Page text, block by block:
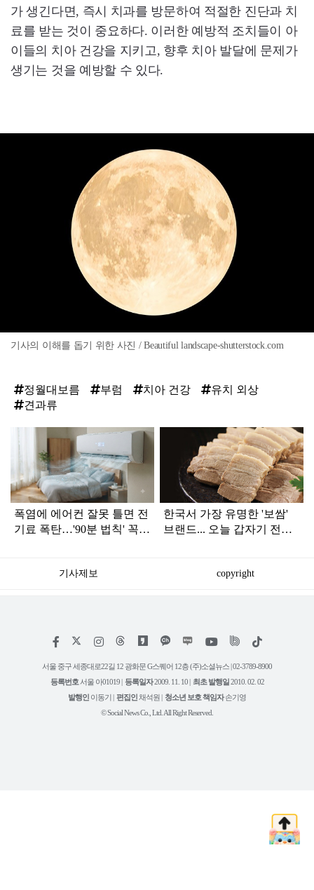
가 생긴다면, 즉시 치과를 방문하여 적절한 진단과 치
료를 받는 것이 중요하다. 이러한 예방적 조치들이 아
이들의 치아 건강을 지키고, 향후 치아 발달에 문제가
생기는 것을 예방할 수 있다.
기사의 이해를 돕기 위한 사진 / Beautiful landscape-shutterstock.com
정월대보름 부럼 치아 건강
유치 외상
견과류
라
인
폭염에 에어컨 잘못 틀면 전
기료 폭탄…'90분 법칙' 꼭
한국서 가장 유명한 '보쌈'
브랜드... 오늘 갑자기 전해
기사제보 copyright
페
스
인
타
램
위
트
유
튜
틱
서울 중구 세종대로22길 12 광화문 G스퀘어 12층 (주)소셜뉴스 | 02-3789-8900
등록번호 서울 아01019 | 등록일자2009. 11. 10 | 최초 발행일 2010. 02. 02
발행인 이동기 | 편집인 채석원 | 청소년 보호 책임자손기영
© Social News Co., Ltd. All Right Reserved.